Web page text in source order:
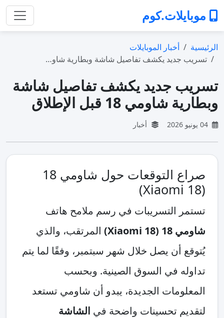
موبايلات.كوم
الرئيسية
أخبار الموبايلات
تسريب جديد يكشف تفاصيل شاشة وبطارية شاو…
تسريب جديد يكشف تفاصيل شاشة
وبطارية شاومي 18 قبل الإطلاق
أخبار
صراع التوقعات حول شاومي 18
(Xiaomi 18)
تستمر التسريبات في رسم ملامح هاتف
شاومي 18 (Xiaomi 18)
المرتقب، والذي
يُتوقع أن يصل خلال شهر سبتمبر، وفقًا لما يتم
تداوله في السوق الصينية. وبحسب
المعلومات الجديدة، يبدو أن شاومي تستعد
لتقديم تحسينات واضحة في الشاشة